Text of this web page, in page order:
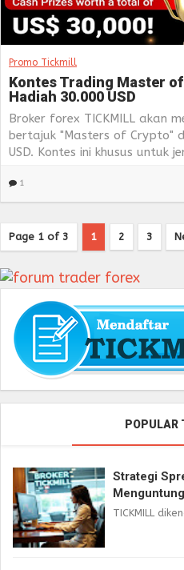
Promo Tickmill
Kontes Trading Master
Hadiah 30.000 USD
Broker forex TICKMILL akan
bertajuk "Masters of Crypto"
USD. Kontes ini khusus untuk
1
Page 1 of 3 1 2 3
POPULAR
Strategi
TICKMILL